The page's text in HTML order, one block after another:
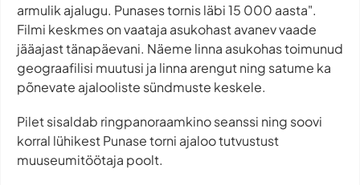
armulik ajalugu. Punases tornis läbi 15 000 aasta".
Filmi keskmes on vaataja asukohast avanev vaade
jääajast tänapäevani. Näeme linna asukohas toimunud
geograafilisi muutusi ja linna arengut ning satume ka
põnevate ajalooliste sündmuste keskele.
Pilet sisaldab ringpanoraamkino seanssi ning soovi
korral lühikest Punase torni ajaloo tutvustust
muuseumitöötaja poolt.